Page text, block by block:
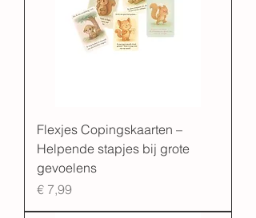
Flexjes Copingskaarten –
Helpende stapjes bij grote
gevoelens
Prijs
€ 7,99